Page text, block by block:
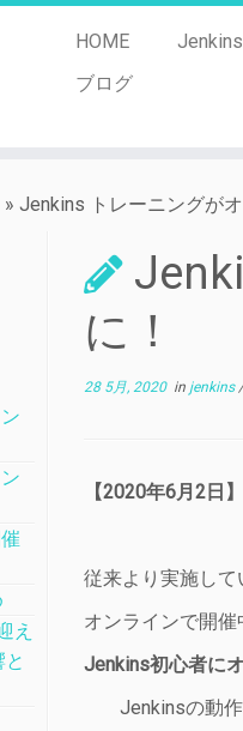
HOME
ブログ
» Jenkins トレーニングが
え
に！
28 5月, 2020in jenkins
【2020年6月2日
従来より実施して
オンラインで開催
Jenkins初心者に
Jenkinsの動